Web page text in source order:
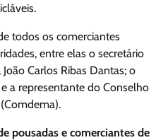
todos os comerciantes
entre elas o secretário
Carlos Ribas Dantas; o
a representante do Conselho
pousadas e comerciantes de